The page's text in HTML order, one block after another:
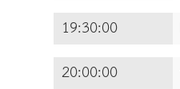
19:30:00
20:00:00